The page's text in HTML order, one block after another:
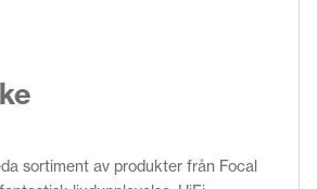
sortiment av produkter från Focal